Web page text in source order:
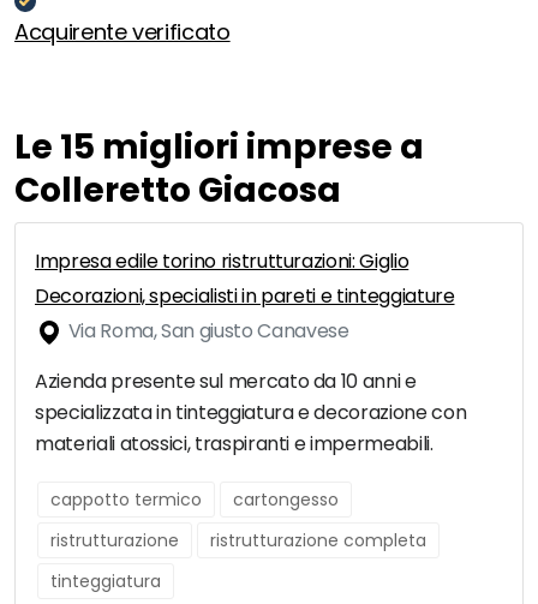
Acquirente verificato
Le 15 migliori imprese a
Colleretto Giacosa
Impresa edile torino ristrutturazioni: Giglio
Decorazioni, specialisti in pareti e tinteggiature
Via Roma, San giusto Canavese
Azienda presente sul mercato da 10 anni e
specializzata in tinteggiatura e decorazione con
materiali atossici, traspiranti e impermeabili.
cappotto termico
cartongesso
ristrutturazione
ristrutturazione completa
tinteggiatura